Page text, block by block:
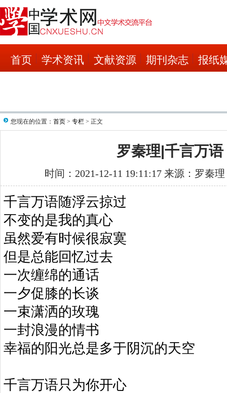
首页 学术资讯 文献资源 期刊杂志 报纸
您现在的位置： 首页 > 专栏 > 正文
罗秦理|千言万语
时间：2021-12-11 19:11:17 来源：罗秦
千言万语随浮云掠过
不变的是我的真心
虽然爱有时候很寂寞
但是总能回忆过去
一次缠绵的通话
一夕促膝的长谈
一束潇洒的玫瑰
一封浪漫的情书
幸福的阳光总是多于阴沉的天空
千言万语只为你开心